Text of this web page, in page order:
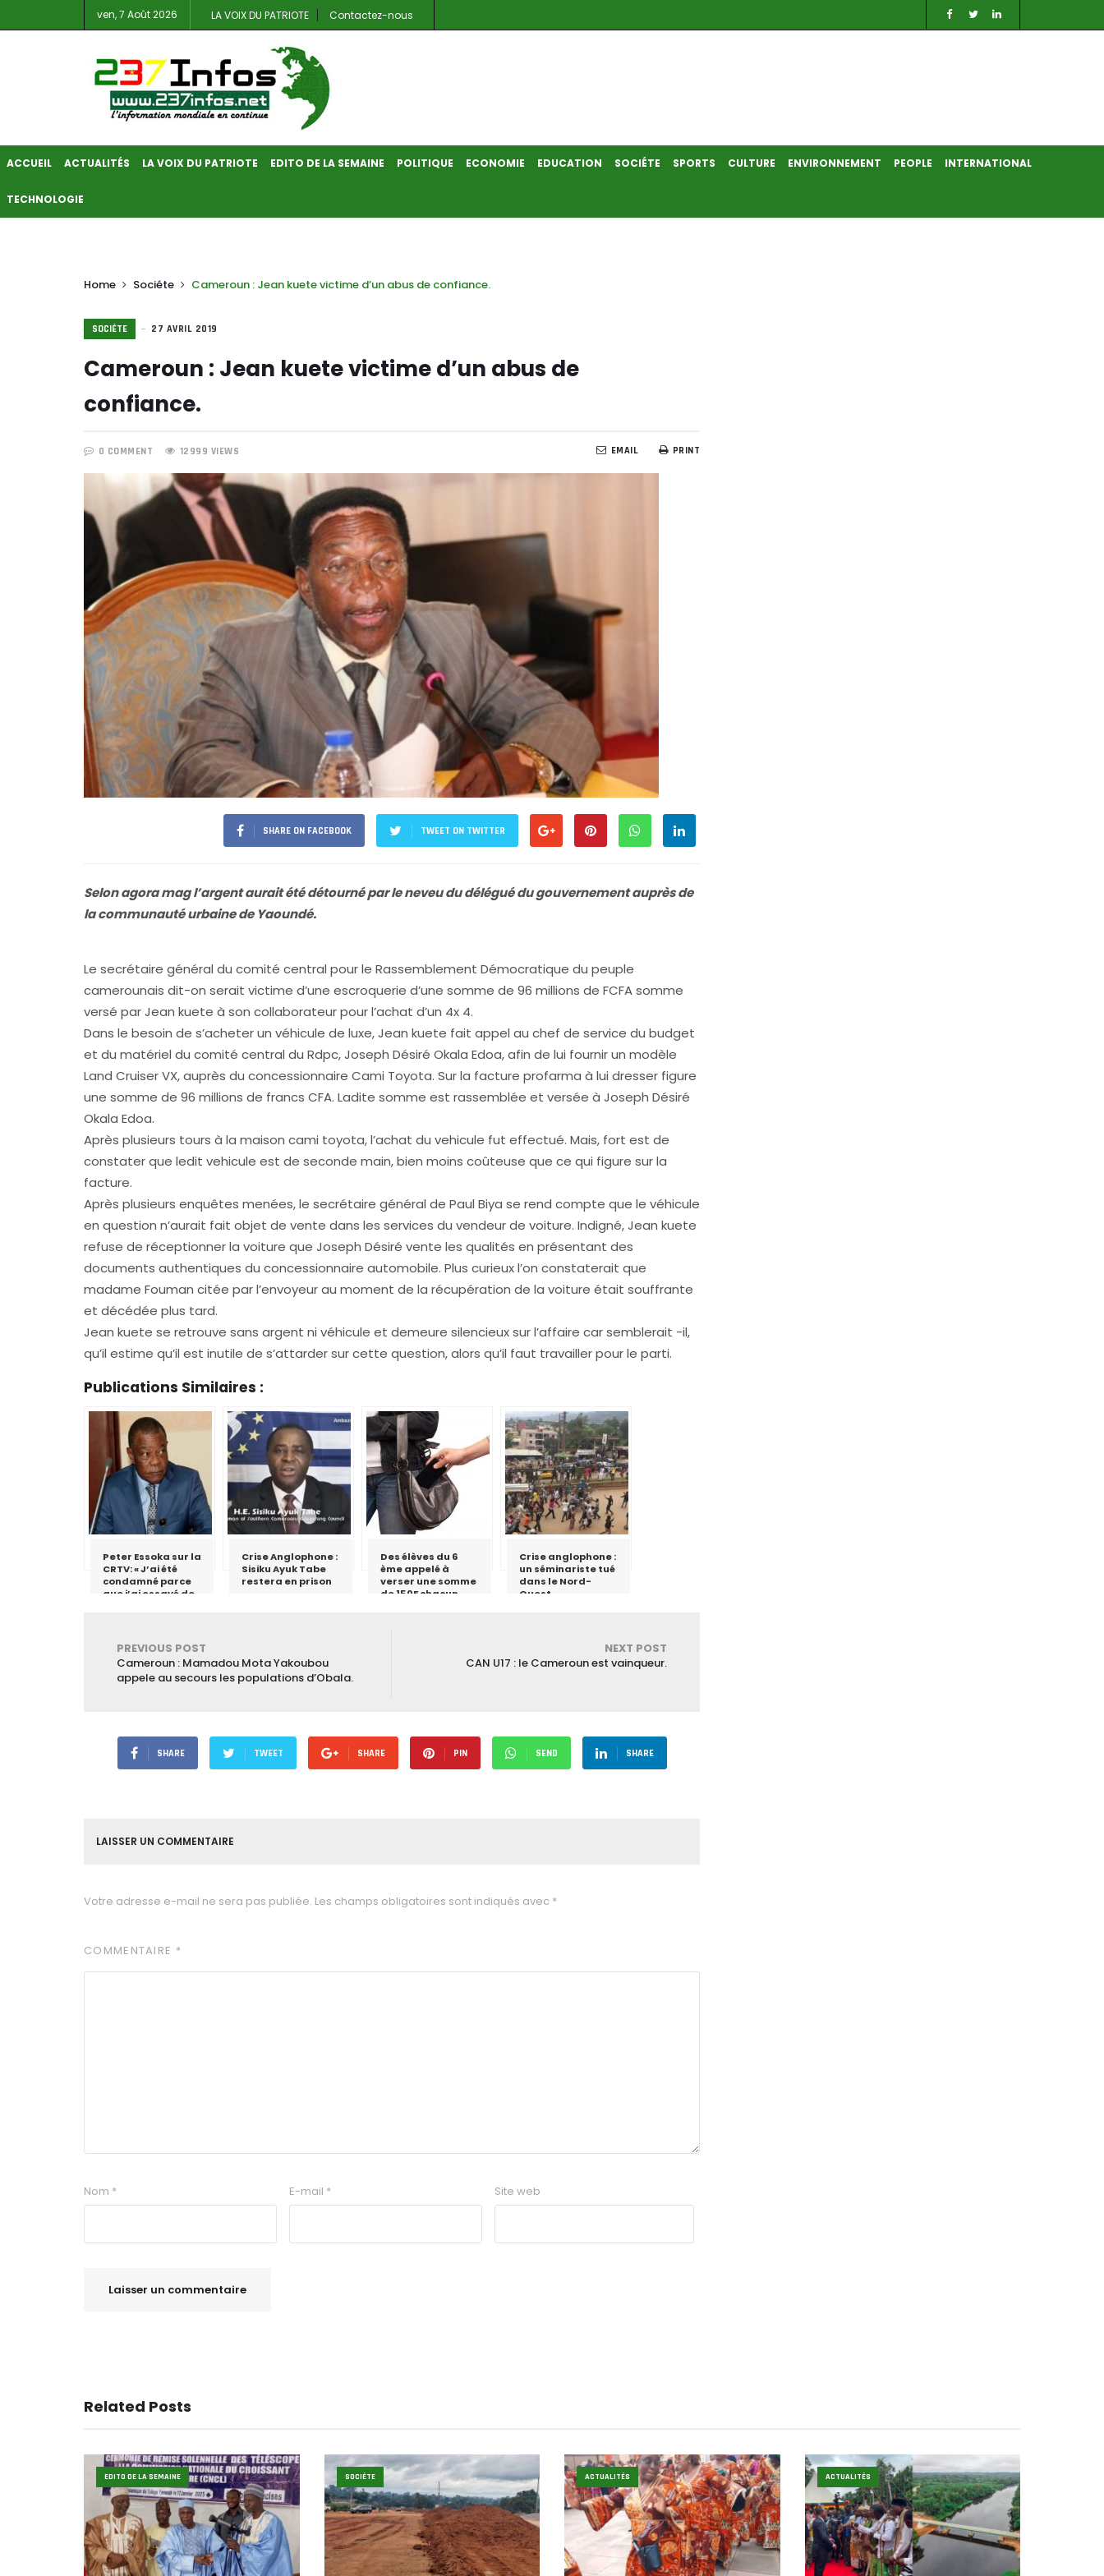
ven, 7 Août 2026 LA VOIX DU PATRIOTE Contactez-nous
ACCUEIL ACTUALITÉS LA VOIX DU PATRIOTE EDITO DE LA SEMAINE POLITIQUE ECONOMIE EDUCATION SOCIÉTE SPORTS CULTURE ENVIRONNEMENT PEOPLE INTERNATIONAL
TECHNOLOGIE
Home Sociéte Cameroun : Jean kuete victime d’un abus de confiance.
SOCIÉTE 27 AVRIL 2019
Cameroun : Jean kuete victime d’un abus de
confiance.
0 COMMENT 12999 VIEWS PRINT
EMAIL
SHARE ON FACEBOOK TWEET ON TWITTER
Selon agora mag l’argent aurait été détourné par le neveu du délégué du gouvernement auprès de
la communauté urbaine de Yaoundé.
Le secrétaire général du comité central pour le Rassemblement Démocratique du peuple
camerounais dit-on serait victime d’une escroquerie d’une somme de 96 millions de FCFA somme
versé par Jean kuete à son collaborateur pour l’achat d’un 4x 4.
Dans le besoin de s’acheter un véhicule de luxe, Jean kuete fait appel au chef de service du budget
et du matériel du comité central du Rdpc, Joseph Désiré Okala Edoa, afin de lui fournir un modèle
Land Cruiser VX, auprès du concessionnaire Cami Toyota. Sur la facture profarma à lui dresser figure
une somme de 96 millions de francs CFA. Ladite somme est rassemblée et versée à Joseph Désiré
Okala Edoa.
Après plusieurs tours à la maison cami toyota, l’achat du vehicule fut effectué. Mais, fort est de
constater que ledit vehicule est de seconde main, bien moins coûteuse que ce qui figure sur la
facture.
Après plusieurs enquêtes menées, le secrétaire général de Paul Biya se rend compte que le véhicule
en question n’aurait fait objet de vente dans les services du vendeur de voiture. Indigné, Jean kuete
refuse de réceptionner la voiture que Joseph Désiré vente les qualités en présentant des
documents authentiques du concessionnaire automobile. Plus curieux l’on constaterait que
madame Fouman citée par l’envoyeur au moment de la récupération de la voiture était souffrante
et décédée plus tard.
Jean kuete se retrouve sans argent ni véhicule et demeure silencieux sur l’affaire car semblerait -il,
qu’il estime qu’il est inutile de s’attarder sur cette question, alors qu’il faut travailler pour le parti.
Publications Similaires :
Peter Essoka sur la
CRTV: « J’ai été
condamné parce
que j’ai essayé de
de haine »
Crise Anglophone :
Sisiku Ayuk Tabe
restera en prison
Des élèves du 6
ème appelé à
verser une somme
de 150F chacun
Crise anglophone :
un séminariste tué
dans le Nord-
Ouest
PREVIOUS POST
Cameroun : Mamadou Mota Yakoubou
appele au secours les populations d’Obala.
NEXT POST
CAN U17 : le Cameroun est vainqueur.
SHARE TWEET SHARE PIN SEND SHARE
LAISSER UN COMMENTAIRE
Votre adresse e-mail ne sera pas publiée. Les champs obligatoires sont indiqués avec *
COMMENTAIRE *
Nom * E-mail * Site web
Related Posts
EDITO DE LA SEMAINE SOCIÉTE ACTUALITÉS ACTUALITÉS